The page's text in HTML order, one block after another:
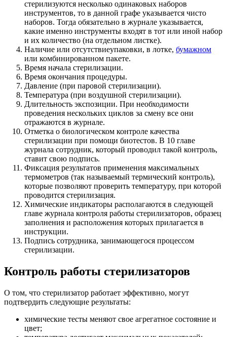
стерилизуются несколько одинаковых наборов
инструментов, то в данной графе указывается чисто
наборов. Тогда обязательно в журнале указывается,
какие именно инструменты входят в тот или иной набор
и их количество (на отдельном листке).
Наличие или отсутствиеупаковки, в лотке, бумажном
или комбинированном пакете.
Время начала стерилизации.
Время окончания процедуры.
Давление (при паровой стерилизации).
Температура (при воздушной стерилизации).
Длительность экспозиции. При необходимости
проведения нескольких циклов за смену все они
отражаются в журнале.
Отметка о биологическом контроле качества
стерилизации при помощи биотестов. В 10 главе
журнала сотрудник, который проводил такой контроль,
ставит свою подпись.
Фиксация результатов применения максимальных
термометров (так называемый термический контроль),
которые позволяют проверить температуру, при которой
проводится стерилизация.
Химические индикаторы располагаются в следующей
главе журнала контроля работы стерилизаторов, образец
заполнения и расположения которых прилагается в
инструкции.
Подпись сотрудника, занимающегося процессом
стерилизации.
Контроль работы стерилизаторов
О том, что стерилизатор работает эффективно, могут
подтвердить следующие результаты:
химические тесты меняют свое агрегатное состояние и
цвет;